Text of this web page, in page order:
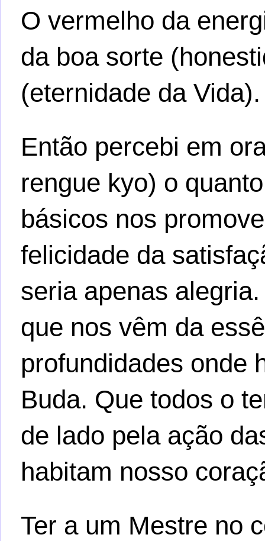
O vermelho da
da boa sorte
(eternidade da Vida).
Então percebi em
rengue kyo) o
básicos nos
felicidade da
seria apenas
que nos vêm da
profundidades onde
Buda. Que todos o
de lado pela ação
habitam nosso
Ter a um Mestre no